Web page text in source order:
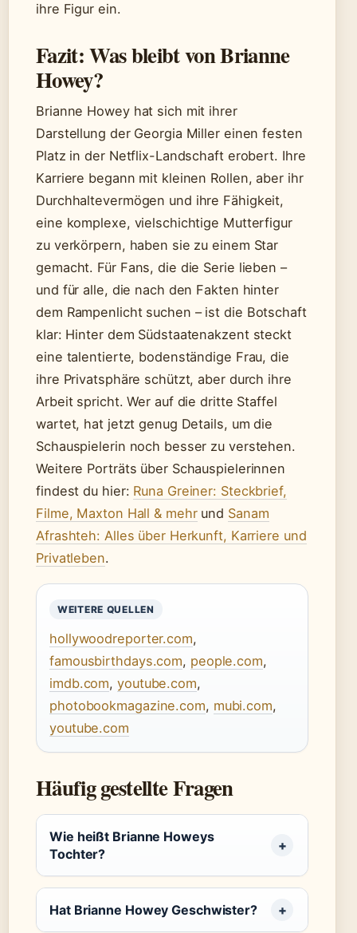
ihre Figur ein.
Fazit: Was bleibt von Brianne
Howey?
Brianne Howey hat sich mit ihrer
Darstellung der Georgia Miller einen festen
Platz in der Netflix-Landschaft erobert. Ihre
Karriere begann mit kleinen Rollen, aber ihr
Durchhaltevermögen und ihre Fähigkeit,
eine komplexe, vielschichtige Mutterfigur
zu verkörpern, haben sie zu einem Star
gemacht. Für Fans, die die Serie lieben –
und für alle, die nach den Fakten hinter
dem Rampenlicht suchen – ist die Botschaft
klar: Hinter dem Südstaatenakzent steckt
eine talentierte, bodenständige Frau, die
ihre Privatsphäre schützt, aber durch ihre
Arbeit spricht. Wer auf die dritte Staffel
wartet, hat jetzt genug Details, um die
Schauspielerin noch besser zu verstehen.
Weitere Porträts über Schauspielerinnen
findest du hier: Runa Greiner: Steckbrief,
Filme, Maxton Hall & mehrund Sanam
Afrashteh: Alles über Herkunft, Karriere und
Privatleben.
WEITERE QUELLEN
hollywoodreporter.com,
famousbirthdays.com, people.com,
imdb.com,youtube.com,
photobookmagazine.com, mubi.com,
youtube.com
Häufig gestellte Fragen
Wie heißt Brianne Howeys
Tochter?
Hat Brianne Howey Geschwister?